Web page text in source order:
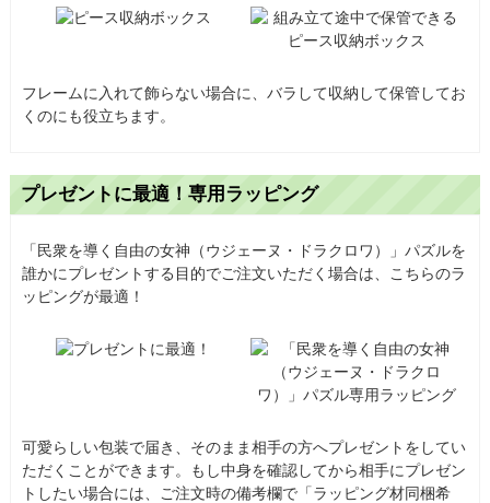
フレームに入れて飾らない場合に、バラして収納して保管してお
くのにも役立ちます。
プレゼントに最適！専用ラッピング
「民衆を導く自由の女神（ウジェーヌ・ドラクロワ）」パズルを
誰かにプレゼントする目的でご注文いただく場合は、こちらのラ
ッピングが最適！
可愛らしい包装で届き、そのまま相手の方へプレゼントをしてい
ただくことができます。もし中身を確認してから相手にプレゼン
トしたい場合には、ご注文時の備考欄で「ラッピング材同梱希